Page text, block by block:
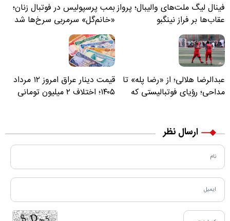
فینال لیگ ملت‌های والیبال؛ پرواز
عقاب‌ها بر فراز نینگبو
بمب پرسپولیس در فوتبال زنان؛
«خانم‌گل» سرمربی سرخ‌ها شد
عبدالرضا هلالی؛ از «رضا پله» تا
مداحی؛ رؤیای فوتبالیستی که
قیمت دینار عراق امروز ۱۲ مرداد
۱۴۰۵؛ اختلاف ۲ میلیون تومانی
ارسال نظر